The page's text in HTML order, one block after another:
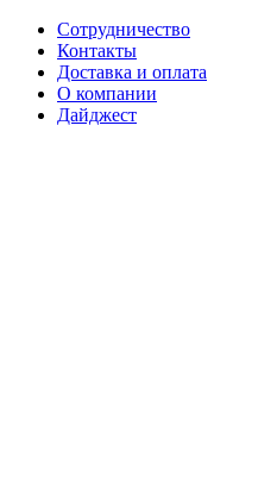
Сотрудничество
Контакты
Доставка и оплата
О компании
Дайджест